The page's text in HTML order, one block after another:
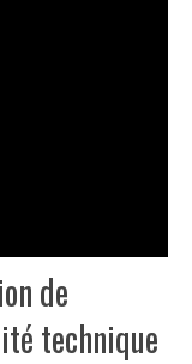
de
technique